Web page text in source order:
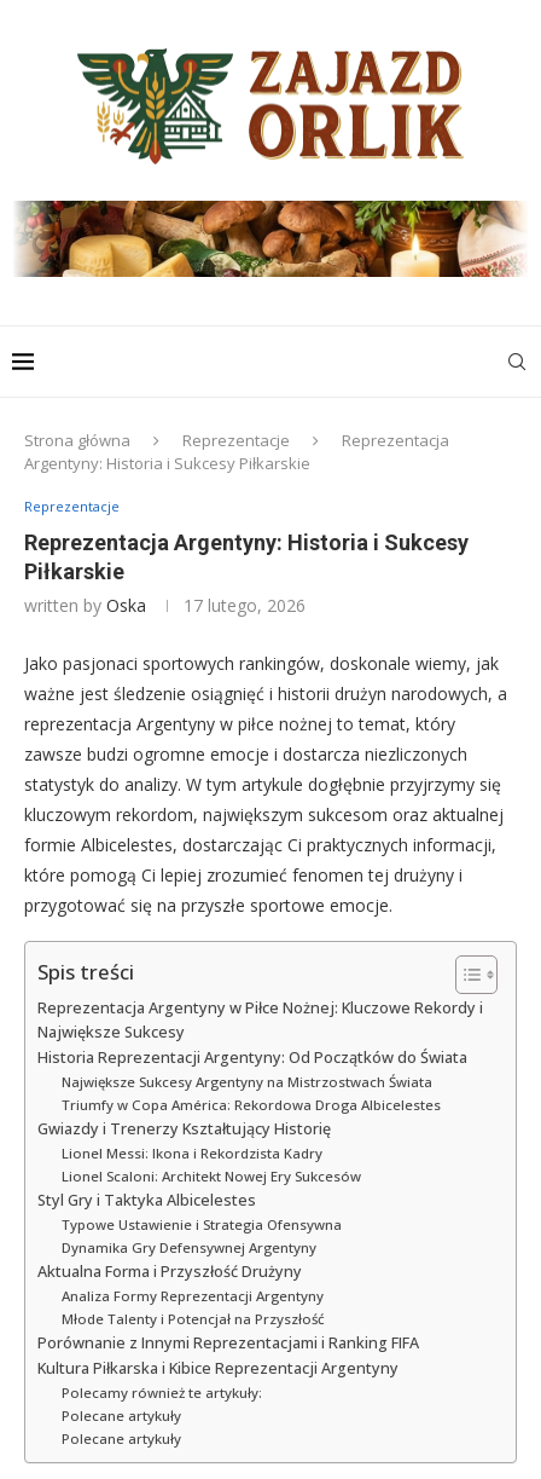
Strona główna Reprezentacje
Reprezentacja
Argentyny: Historia i Sukcesy Piłkarskie
Reprezentacje
Reprezentacja Argentyny: Historia i Sukcesy
Piłkarskie
written by Oska 17 lutego, 2026
Jako pasjonaci sportowych rankingów, doskonale wiemy, jak
ważne jest śledzenie osiągnięć i historii drużyn narodowych, a
reprezentacja Argentyny w piłce nożnej to temat, który
zawsze budzi ogromne emocje i dostarcza niezliczonych
statystyk do analizy. W tym artykule dogłębnie przyjrzymy się
kluczowym rekordom, największym sukcesom oraz aktualnej
formie Albicelestes, dostarczając Ci praktycznych informacji,
które pomogą Ci lepiej zrozumieć fenomen tej drużyny i
przygotować się na przyszłe sportowe emocje.
Spis treści
Reprezentacja Argentyny w Piłce Nożnej: Kluczowe Rekordy i
Największe Sukcesy
Historia Reprezentacji Argentyny: Od Początków do Świata
Największe Sukcesy Argentyny na Mistrzostwach Świata
Triumfy w Copa América: Rekordowa Droga Albicelestes
Gwiazdy i Trenerzy Kształtujący Historię
Lionel Messi: Ikona i Rekordzista Kadry
Lionel Scaloni: Architekt Nowej Ery Sukcesów
Styl Gry i Taktyka Albicelestes
Typowe Ustawienie i Strategia Ofensywna
Dynamika Gry Defensywnej Argentyny
Aktualna Forma i Przyszłość Drużyny
Analiza Formy Reprezentacji Argentyny
Młode Talenty i Potencjał na Przyszłość
Porównanie z Innymi Reprezentacjami i Ranking FIFA
Kultura Piłkarska i Kibice Reprezentacji Argentyny
Polecamy również te artykuły:
Polecane artykuły
Polecane artykuły